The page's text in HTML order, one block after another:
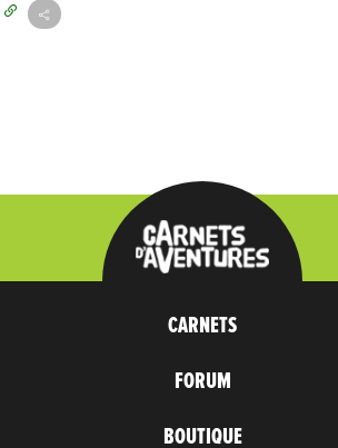
CARNETS
FORUM
BOUTIQUE